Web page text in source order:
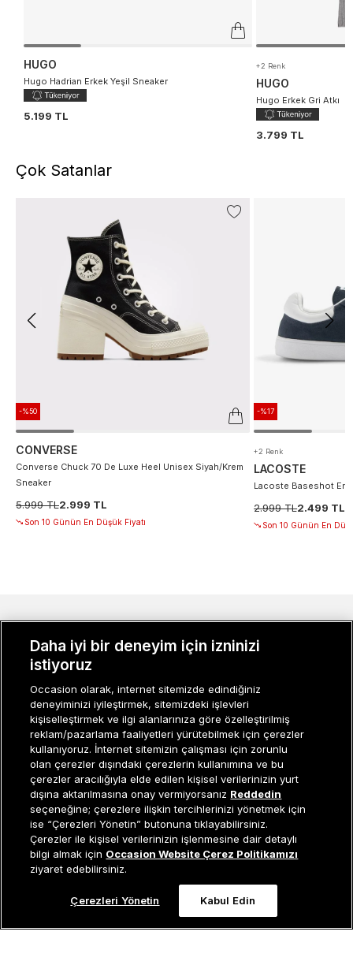
Sepete Ekle
HUGO
Hugo Hadrian Erkek Yeşil Sneaker
5.199 TL
+2 Renk
HUGO
Hugo Erkek Gri Atkı
3.799 TL
Çok Satanlar
-%50
CONVERSE
Converse Chuck 70 De Luxe Heel Unisex Siyah/Krem
Sneaker
5.999 TL2.999 TL
Son 10 Günün En Düşük Fiyatı
-%17
+2 Renk
LACOSTE
Lacoste Baseshot
2.999 TL2.499 TL
Son 10 Günün En
Müşteri İlişkileri0 850 800 01 20
MÜŞTERI İLIŞKILERI
KURUMSAL
KADIN KATEGORILER
GRUP MARKALAR
ERKEK KATEGORILER
Daha iyi bir deneyim için izninizi
istiyoruz
Occasion olarak, internet sitemizde edindiğiniz
deneyiminizi iyileştirmek, sitemizdeki işlevleri
kişiselleştirmek ve ilgi alanlarınıza göre özelleştirilmiş
reklam/pazarlama faaliyetleri yürütebilmek için çerezler
kullanıyoruz. İnternet sitemizin çalışması için zorunlu
olan çerezler dışındaki çerezlerin kullanımına ve bu
çerezler aracılığıyla elde edilen kişisel verilerinizin yurt
dışına aktarılmasına onay vermiyorsanız Reddedin
seçeneğine; çerezlere ilişkin tercihlerinizi yönetmek için
ise “Çerezleri Yönetin” butonuna tıklayabilirsiniz.
Çerezler ile kişisel verilerinizin işlenmesine dair detaylı
bilgi almak için Occasion Website Çerez Politikamızı
ziyaret edebilirsiniz.
Çerezleri Yönetin Kabul Edin